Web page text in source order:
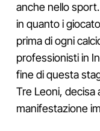
anche nello
in quanto i
prima di ogni
professionisti in
fine di questa
Tre Leoni, decisa
manifestazione